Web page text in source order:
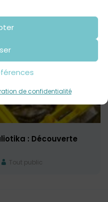
de confidentialité
: Découverte
Tout public